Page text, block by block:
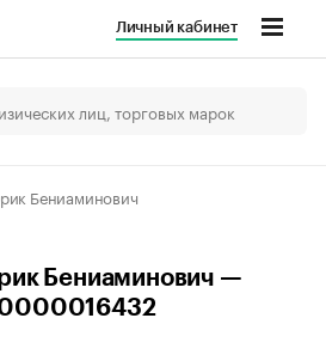
Личный кабинет
Бениаминович
Бениаминович —